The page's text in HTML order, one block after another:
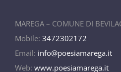
MAREGA – COMUNE DI
Mobile: 3472302172
Email: info@poesiamarega.it
Web: www.poesiamarega.it